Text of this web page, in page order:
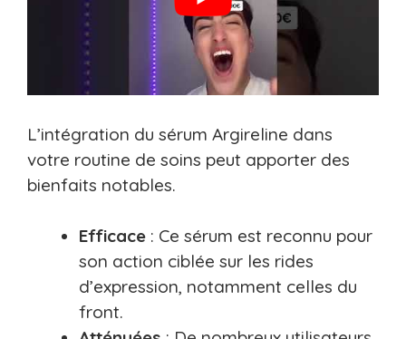
L’intégration du sérum Argireline dans
votre routine de soins peut apporter des
bienfaits notables.
Efficace : Ce sérum est reconnu pour
son action ciblée sur les rides
d’expression, notamment celles du
front.